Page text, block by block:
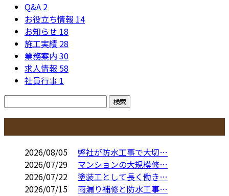
Q&A 2
お役立ち情報 14
お知らせ 18
施工実績 28
業務案内 30
求人情報 58
社員行事 1
2026/08/05
弊社が防水工事で大切…
2026/07/29
マンションの大規模修…
2026/07/22
塗装工として長く働き…
2026/07/15
雨漏り補修と防水工事…